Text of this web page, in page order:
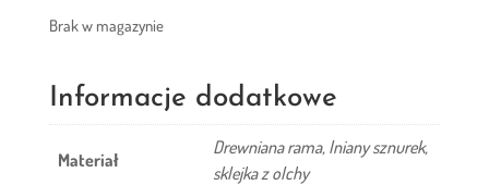
Brak w magazynie
Informacje dodatkowe
Materiał
Drewniana rama, lniany sznurek,
sklejka z olchy